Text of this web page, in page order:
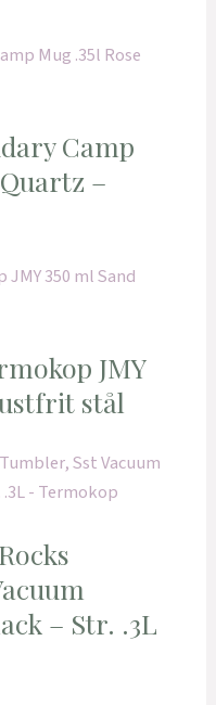
Camp
–
JMY
stål
– Str. .3L